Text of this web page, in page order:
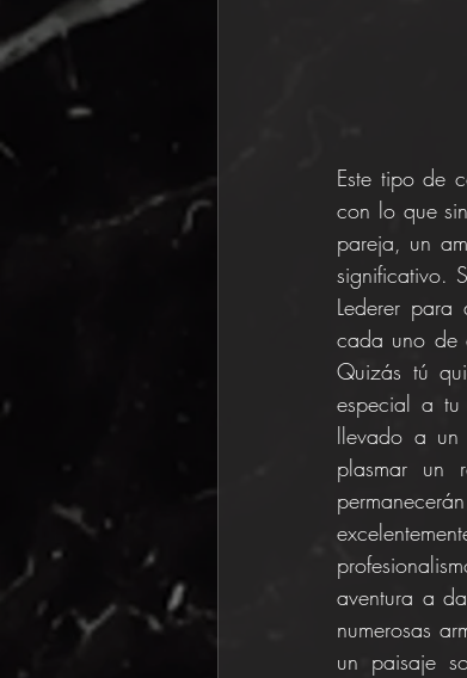
Este tipo de
con lo que
pareja, un
significativo.
Lederer
cada uno de
Quizás tú
especial a
llevado a
plasmar un
aventura a
numerosas
un paisaje